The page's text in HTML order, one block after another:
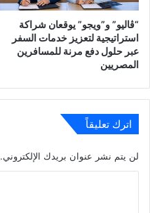
“ڤاليو” و”ويجو” يوقعان شراكة
استراتيجية لتعزيز خدمات السفر
عبر حلول دفع مرنة للمسافرين
المصريين
اترك تعليقاً
لن يتم نشر عنوان بريدك الإلكتروني.